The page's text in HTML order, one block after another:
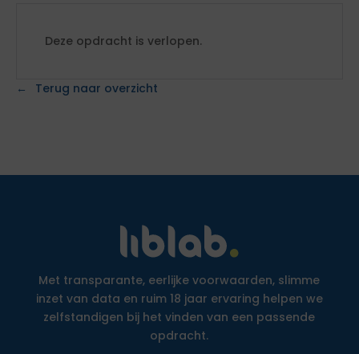
Deze opdracht is verlopen.
Terug naar overzicht
Met transparante, eerlijke voorwaarden, slimme
inzet van data en ruim 18 jaar ervaring helpen we
zelfstandigen bij het vinden van een passende
opdracht.